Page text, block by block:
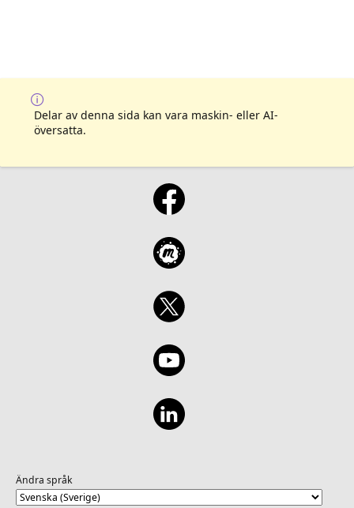
Delar av denna sida kan vara maskin- eller AI-
översatta.
Ändra språk